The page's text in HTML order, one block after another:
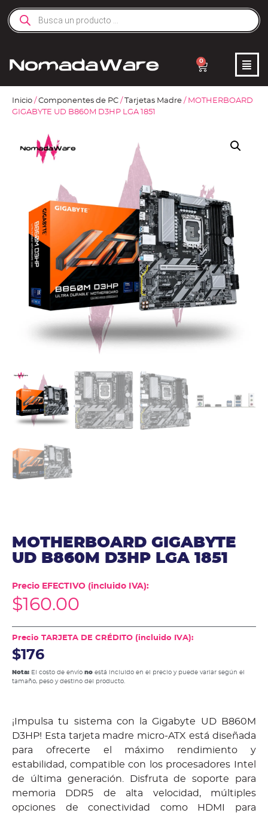
0
Inicio / Componentes de PC / Tarjetas Madre / MOTHERBOARD
GIGABYTE UD B860M D3HP LGA 1851
MOTHERBOARD GIGABYTE
UD B860M D3HP LGA 1851
Precio EFECTIVO (incluido IVA):
$160.00
Precio TARJETA DE CRÉDITO (incluido IVA):
$176
Nota: El costo de envío no está incluido en el precio y puede variar según el
tamaño, peso y destino del producto.
¡Impulsa tu sistema con la Gigabyte UD B860M
D3HP! Esta tarjeta madre micro-ATX está diseñada
para ofrecerte el máximo rendimiento y
estabilidad, compatible con los procesadores Intel
de última generación. Disfruta de soporte para
memoria DDR5 de alta velocidad, múltiples
opciones de conectividad como HDMI para